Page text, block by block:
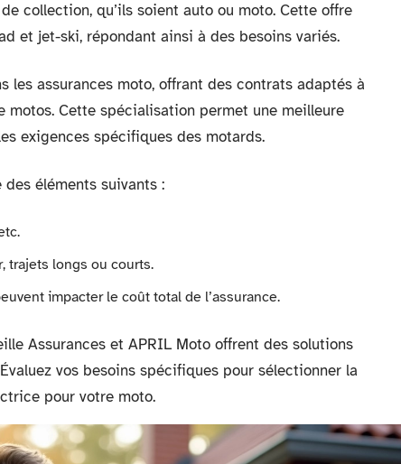
collection, qu’ils soient auto ou moto. Cette offre
et jet-ski, répondant ainsi à des besoins variés.
les assurances moto, offrant des contrats adaptés à
Cette spécialisation permet une meilleure
exigences spécifiques des motards.
éléments suivants :
trajets longs ou courts.
impacter le coût total de l’assurance.
Assurances et APRIL Moto offrent des solutions
vos besoins spécifiques pour sélectionner la
pour votre moto.